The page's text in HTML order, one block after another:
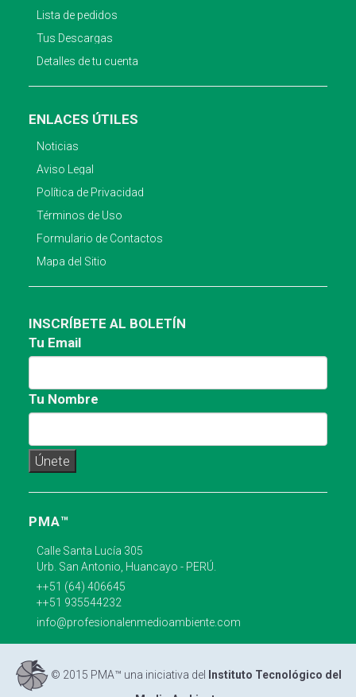
Lista de pedidos
Tus Descargas
Detalles de tu cuenta
ENLACES ÚTILES
Noticias
Aviso Legal
Política de Privacidad
Términos de Uso
Formulario de Contactos
Mapa del Sitio
INSCRÍBETE AL BOLETÍN
Tu Email
Tu Nombre
PMA™
Calle Santa Lucía 305
Urb. San Antonio, Huancayo - PERÚ.
++51 (64) 406645
++51 935544232
info@profesionalenmedioambiente.com
© 2015 PMA™ una iniciativa del
Instituto Tecnológico del